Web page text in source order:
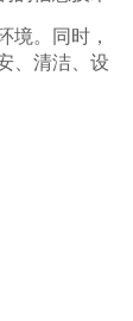
。同时，
、清洁、设